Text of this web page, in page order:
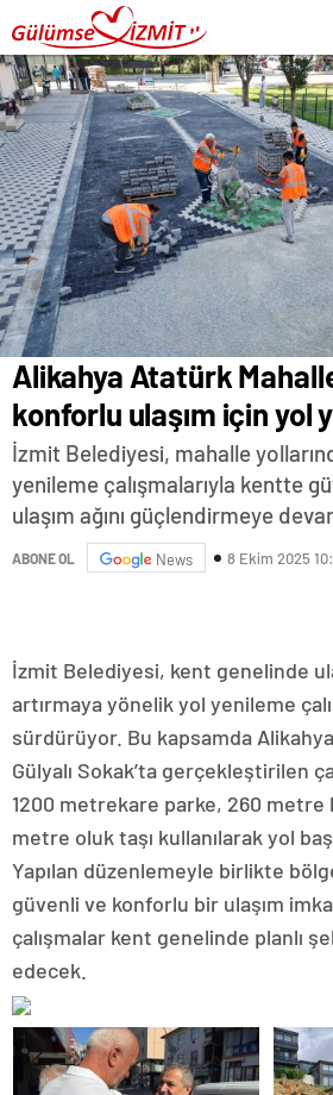
Alikahya Atatürk
konforlu ulaşım için yol
İzmit Belediyesi, mahalle
yenileme çalışmalarıyla kentte
ulaşım ağını güçlendirmeye
ABONE OL News 8 Ekim 2025
İzmit Belediyesi, kent genelinde
artırmaya yönelik yol yenileme
sürdürüyor. Bu kapsamda
Gülyalı Sokak’ta gerçekleştirilen
1200 metrekare parke, 260 metre
metre oluk taşı kullanılarak yol
Yapılan düzenlemeyle birlikte
güvenli ve konforlu bir ulaşım
çalışmalar kent genelinde planlı
edecek.